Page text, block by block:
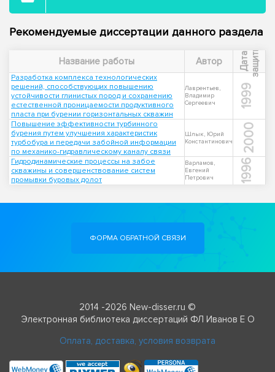
Рекомендуемые диссертации данного раздела
Название работы Автор Д
а
т
а
з
а
щ
и
т ы
Разработка комплекса технологических
решений, способствующих повышению
устойчивости глинистых пород и сохранению
естественной проницаемости продуктивного
пласта при бурении горизонтальных скважин
Лаврентьев,
Владимир
Сергеевич
1999
Повышение эффективности турбинного
бурения путем улучшения характеристик
турбобура и передачи забойной информации
по механико-гидравлическому каналу связи
Шлык, Юрий
Константинович
2000
Гидродинамические процессы на забое
скважины и совершенствование систем
промывки буровых долот
Варламов,
Евгений
Петрович
1996
ФОРМА ОБРАТНОЙ СВЯЗИ
2014 -2026 New-disser.ru ©
Электронная библиотека диссертаций ФЛ Иванов Е О
Оплата, доставка, условия возврата